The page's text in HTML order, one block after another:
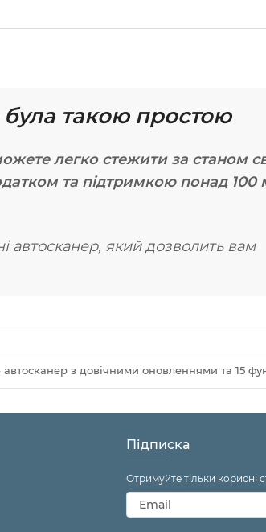
такою простою
легко стежити за станом
та підтримкою понад 100
автосканер, який дозволить вам
з довічними оновленнями та 15
Підписка
Отримуйте тільки корисні